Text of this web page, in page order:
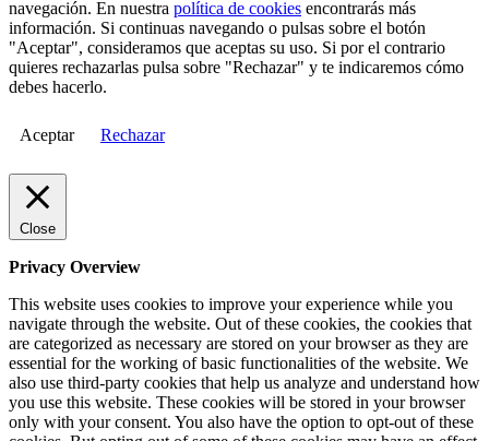
navegación. En nuestra política de cookies encontrarás más
información. Si continuas navegando o pulsas sobre el botón
"Aceptar", consideramos que aceptas su uso. Si por el contrario
quieres rechazarlas pulsa sobre "Rechazar" y te indicaremos cómo
debes hacerlo.
Aceptar Rechazar
Close
Privacy Overview
This website uses cookies to improve your experience while you
navigate through the website. Out of these cookies, the cookies that
are categorized as necessary are stored on your browser as they are
essential for the working of basic functionalities of the website. We
also use third-party cookies that help us analyze and understand how
you use this website. These cookies will be stored in your browser
only with your consent. You also have the option to opt-out of these